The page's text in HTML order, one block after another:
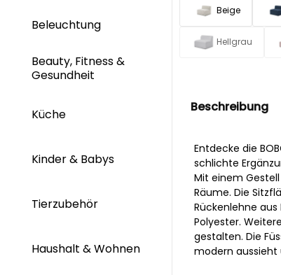
Beleuchtung
Beauty, Fitness &
Gesundheit
Küche
Kinder & Babys
Tierzubehör
Haushalt & Wohnen
Beige
Hellgrau
Beschreibung
Entdecke die
schlichte
Mit einem
Räume. Die
Rückenlehne
Polyester.
gestalten. Die
modern aussieht